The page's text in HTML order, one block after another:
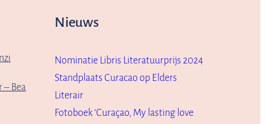
– Bea
Nieuws
Nominatie Libris Literatuurprijs 2024
Standplaats Curacao op Elders
Literair
Fotoboek ‘Curaçao, My lasting love